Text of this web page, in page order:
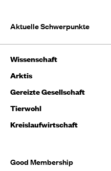
Aktuelle Schwerpunkte
Wissenschaft
Arktis
Gereizte Gesellschaft
Tierwohl
Kreislaufwirtschaft
Good Membership